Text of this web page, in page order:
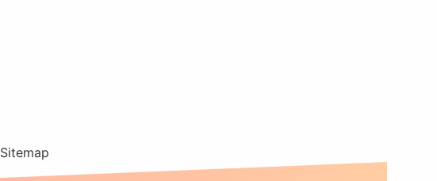
Sitemap